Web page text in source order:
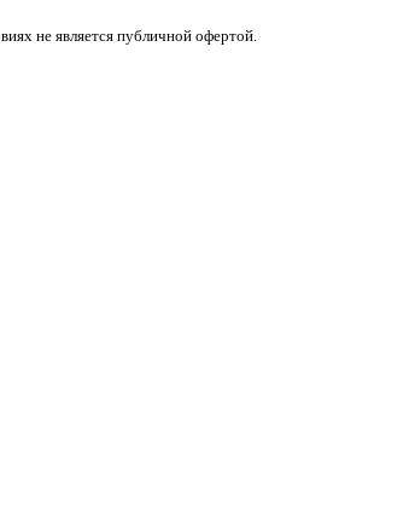
не является публичной офертой.